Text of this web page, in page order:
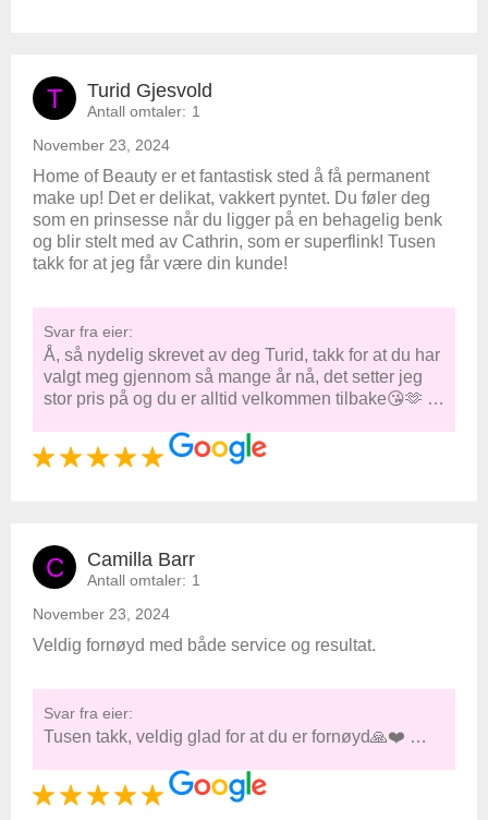
T Turid Gjesvold
Antall omtaler: 1
November 23, 2024
Home of Beauty er et fantastisk sted å få permanent
make up! Det er delikat, vakkert pyntet. Du føler deg
som en prinsesse når du ligger på en behagelig benk
og blir stelt med av Cathrin, som er superflink! Tusen
takk for at jeg får være din kunde!
Svar fra eier:
Å, så nydelig skrevet av deg Turid, takk for at du har
valgt meg gjennom så mange år nå, det setter jeg
stor pris på og du er alltid velkommen tilbake😘🫶 …
C Camilla Barr
Antall omtaler: 1
November 23, 2024
Veldig fornøyd med både service og resultat.
Svar fra eier:
Tusen takk, veldig glad for at du er fornøyd🙏❤️ …